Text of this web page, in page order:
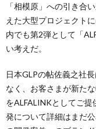
「相模原」への引き合
えた大型プロジェクト
内でも第2弾として「
い考えだ。
日本GLPの帖佐義之社
なく、お客さまが新た
をALFALINKとしてご
発について詳細はまだ